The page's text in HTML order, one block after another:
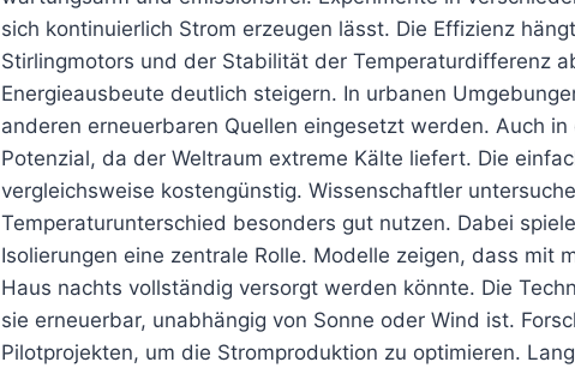
sich kontinuierlich Strom erzeugen lässt. Die Effizienz
Stirlingmotors und der Stabilität der Temperaturdifferenz
Energieausbeute deutlich steigern. In urbanen
anderen erneuerbaren Quellen eingesetzt werden. Auch
Potenzial, da der Weltraum extreme Kälte liefert. Die
vergleichsweise kostengünstig. Wissenschaftler
Temperaturunterschied besonders gut nutzen. Dabei
Isolierungen eine zentrale Rolle. Modelle zeigen, dass mit
Haus nachts vollständig versorgt werden könnte. Die
sie erneuerbar, unabhängig von Sonne oder Wind ist.
Pilotprojekten, um die Stromproduktion zu optimieren.